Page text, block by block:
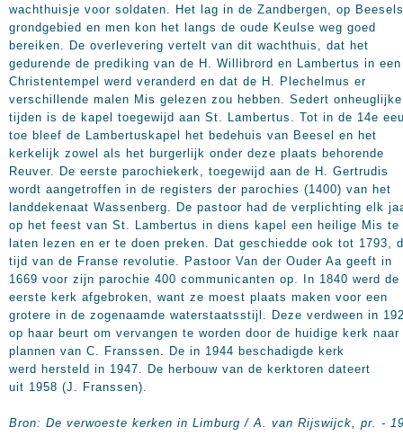
wachthuisje voor soldaten. Het lag in de Zandbergen, op Beesels
grondgebied en men kon het langs de oude Keulse weg goed
bereiken. De overlevering vertelt van dit wachthuis, dat het
gedurende de prediking van de H. Willibrord en Lambertus in een
Christentempel werd veranderd en dat de H. Plechelmus er
verschillende malen Mis gelezen zou hebben. Sedert onheuglijke
tijden is de kapel toegewijd aan St. Lambertus. Tot in de 14e
toe bleef de Lambertuskapel het bedehuis van Beesel en het
kerkelijk zowel als het burgerlijk onder deze plaats behorende
Reuver. De eerste parochiekerk, toegewijd aan de H. Gertrudis
wordt aangetroffen in de registers der parochies (1400) van het
landdekenaat Wassenberg. De pastoor had de verplichting elk
op het feest van St. Lambertus in diens kapel een heilige Mis te
laten lezen en er te doen preken. Dat geschiedde ook tot 1793,
tijd van de Franse revolutie. Pastoor Van der Ouder Aa geeft in
1669 voor zijn parochie 400 communicanten op. In 1840 werd de
eerste kerk afgebroken, want ze moest plaats maken voor een
grotere in de zogenaamde waterstaatsstijl. Deze verdween in
op haar beurt om vervangen te worden door de huidige kerk naar
plannen van C. Franssen. De in 1944 beschadigde kerk
werd hersteld in 1947. De herbouw van de kerktoren dateert
uit 1958 (J. Franssen).
Bron: De verwoeste kerken in Limburg / A. van Rijswijck, pr. -